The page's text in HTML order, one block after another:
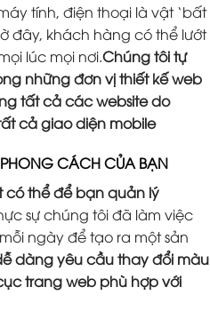
tính, điện thoại là vật ‘bất
đây, khách hàng có thể lướt
lúc mọi nơi.Chúng tôi tự
những đơn vị thiết kế web
tất cả các website do
cả giao diện mobile
PHONG CÁCH CỦA BẠN
có thể để bạn quản lý
sự chúng tôi đã làm việc
ngày để tạo ra một sản
dàng yêu cầu thay đổi màu
trang web phù hợp với